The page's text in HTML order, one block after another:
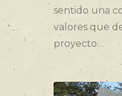
sentido una
valores que
proyecto…